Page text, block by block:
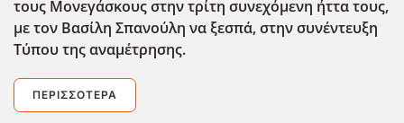
τους Μονεγάσκους στην τρίτη συνεχόμενη ήττα τους,
με τον Βασίλη Σπανούλη να ξεσπά, στην συνέντευξη
Τύπου της αναμέτρησης.
ΠΕΡΙΣΣΌΤΕΡΑ